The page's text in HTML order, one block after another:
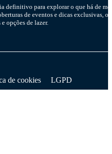
definitivo para explorar o que há de
de eventos e dicas exclusivas,
opções de lazer.
de cookies LGPD